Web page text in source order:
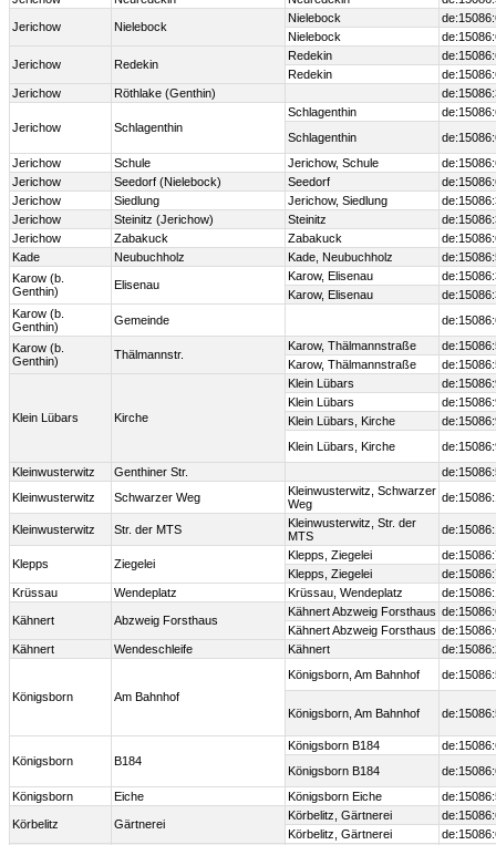
Jerichow Nielebock
Nielebock
Nielebock
Jerichow Redekin
Redekin
Redekin
Jerichow
Röthlake (Genthin)
Jerichow Schlagenthin
Schlagenthin
Schlagenthin
Jerichow
Schule Jerichow, Schule
Jerichow
Seedorf (Nielebock) Seedorf
Jerichow
Siedlung Jerichow, Siedlung
Jerichow
Steinitz (Jerichow) Steinitz
Jerichow
Zabakuck Zabakuck
Kade
Neubuchholz Kade, Neubuchholz
Karow (b.
Genthin)
Elisenau
Karow, Elisenau
Karow, Elisenau
Karow (b.
Genthin)
Gemeinde
Karow (b.
Genthin)
Thälmannstr.
Karow, Thälmannstraße
Karow, Thälmannstraße
Klein Lübars Kirche
Klein Lübars
Klein Lübars
Klein Lübars, Kirche
Klein Lübars, Kirche
Kleinwusterwitz
Genthiner Str.
Kleinwusterwitz
Schwarzer Weg
Kleinwusterwitz, Schwarzer
Weg
Kleinwusterwitz Str. der MTS
Kleinwusterwitz, Str. der
MTS
Klepps Ziegelei
Klepps, Ziegelei
Klepps, Ziegelei
Krüssau
Wendeplatz Krüssau, Wendeplatz
Kähnert Abzweig Forsthaus
Kähnert Abzweig Forsthaus
Kähnert Abzweig Forsthaus
Kähnert
Wendeschleife Kähnert
Königsborn Am Bahnhof
Königsborn, Am Bahnhof
Königsborn, Am Bahnhof
Königsborn B184
Königsborn B184
Königsborn B184
Königsborn
Eiche Königsborn Eiche
Körbelitz Gärtnerei
Körbelitz, Gärtnerei
Körbelitz, Gärtnerei